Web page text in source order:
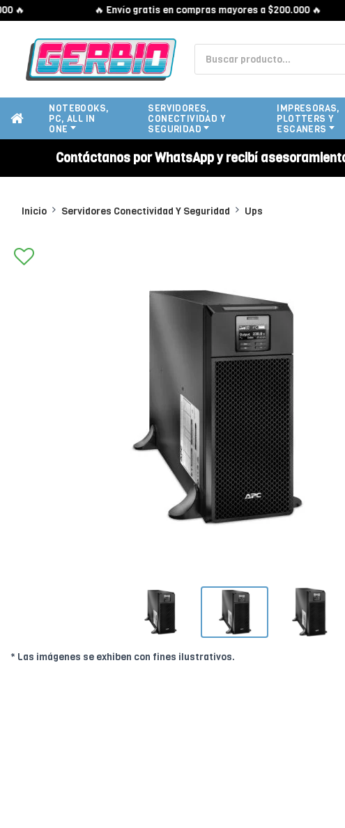
🔥 Envío gratis en compras mayores a $200.000 🔥
NOTEBOOKS,
PC, ALL IN
ONE
SERVIDORES,
CONECTIVIDAD Y
SEGURIDAD
IMPRESORAS,
PLOTTERS Y
ESCANERS
Contáctanos por WhatsApp y recibí
Inicio Servidores Conectividad Y Seguridad Ups
* Las imágenes se exhiben con fines ilustrativos.